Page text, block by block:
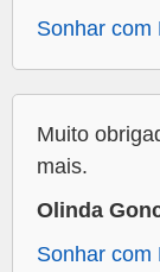
Sonhar com
Muito
mais.
Olinda
Sonhar com